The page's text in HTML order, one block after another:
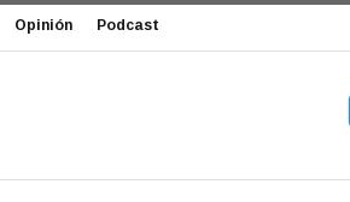
Opinión Podcast